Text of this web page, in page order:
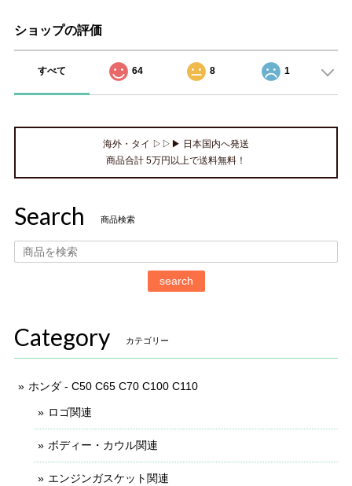
ショップの評価
すべて 64 8 1
海外・タイ ▷▷▶ 日本国内へ発送
商品合計 5万円以上で送料無料！
Search 商品検索
search
Category カテゴリー
ホンダ - C50 C65 C70 C100 C110
ロゴ関連
ボディー・カウル関連
エンジンガスケット関連